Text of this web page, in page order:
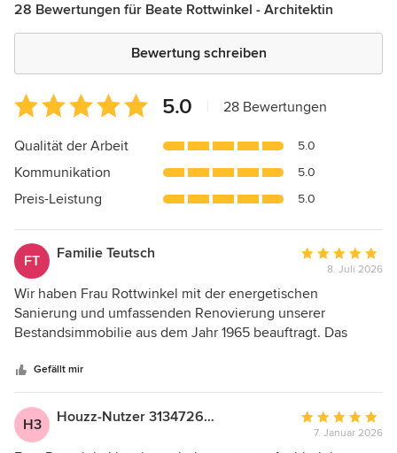
28 Bewertungen für Beate Rottwinkel - Architektin
Bewertung schreiben
Durchschnittliche
Bewertung:
5
5
Sternen
5.0 28 Bewertungen
Qualität der Arbeit 5.0
Kommunikation 5.0
Preis-Leistung 5.0
FT Familie Teutsch
Bewertung:
5
von
5
8. Juli 2026
Wir haben Frau Rottwinkel mit der energetischen
Sanierung und umfassenden Renovierung unserer
Bestandsimmobilie aus dem Jahr 1965 beauftragt. Das
Fassadendämmung, den Austausch der Heizungsanlage,
die Installation einer Photovoltaikanlage, die
Trockenlegung des Kellers, die Neugestaltung des
Außenbereichs, den Abbruch einer alten Kaminanlage und
Einsatz eines Kaminofens, einen Wanddurchbruch und
Gefällt mir
H3 Houzz-Nutzer 313472675
Bewertung:
7. Januar 2026